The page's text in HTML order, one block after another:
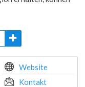
Website
Kontakt